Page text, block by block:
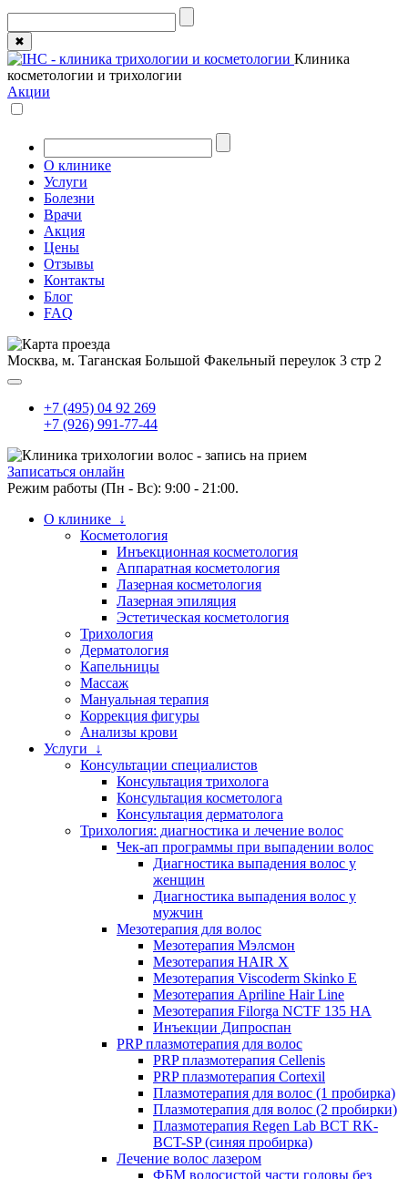
✖
Клиника
косметологии и трихологии
Акции
О клинике
Услуги
Болезни
Врачи
Акция
Цены
Отзывы
Контакты
Блог
FAQ
Москва, м. Таганская Большой Факельный переулок 3 стр 2
+7 (495) 04 92 269
+7 (926) 991-77-44
Записаться онлайн
Режим работы (Пн - Вс): 9:00 - 21:00.
О клинике ↓
Косметология
Инъекционная косметология
Аппаратная косметология
Лазерная косметология
Лазерная эпиляция
Эстетическая косметология
Трихология
Дерматология
Капельницы
Массаж
Мануальная терапия
Коррекция фигуры
Анализы крови
Услуги ↓
Консультации специалистов
Консультация трихолога
Консультация косметолога
Консультация дерматолога
Трихология: диагностика и лечение волос
Чек-ап программы при выпадении волос
Диагностика выпадения волос у
женщин
Диагностика выпадения волос у
мужчин
Мезотерапия для волос
Мезотерапия Мэлсмон
Мезотерапия HAIR X
Мезотерапия Viscoderm Skinko E
Мезотерапия Apriline Hair Line
Мезотерапия Filorga NCTF 135 HA
Инъекции Дипроспан
PRP плазмотерапия для волос
PRP плазмотерапия Cellenis
PRP плазмотерапия Cortexil
Плазмотерапия для волос (1 пробирка)
Плазмотерапия для волос (2 пробирки)
Плазмотерапия Regen Lab BCT RK-
BCT-SP (синяя пробирка)
Лечение волос лазером
ФБМ волосистой части головы без